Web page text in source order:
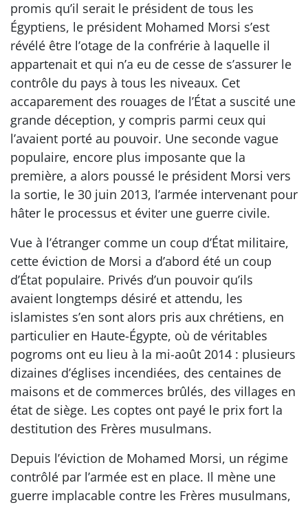
promis qu’il serait le président de tous les
Égyptiens, le président Mohamed Morsi s’est
révélé être l’otage de la confrérie à laquelle il
appartenait et qui n’a eu de cesse de s’assurer le
contrôle du pays à tous les niveaux. Cet
accaparement des rouages de l’État a suscité une
grande déception, y compris parmi ceux qui
l’avaient porté au pouvoir. Une seconde vague
populaire, encore plus imposante que la
première, a alors poussé le président Morsi vers
la sortie, le 30 juin 2013, l’armée intervenant pour
hâter le processus et éviter une guerre civile.
Vue à l’étranger comme un coup d’État militaire,
cette éviction de Morsi a d’abord été un coup
d’État populaire. Privés d’un pouvoir qu’ils
avaient longtemps désiré et attendu, les
islamistes s’en sont alors pris aux chrétiens, en
particulier en Haute-Égypte, où de véritables
pogroms ont eu lieu à la mi-août 2014 : plusieurs
dizaines d’églises incendiées, des centaines de
maisons et de commerces brûlés, des villages en
état de siège. Les coptes ont payé le prix fort la
destitution des Frères musulmans.
Depuis l’éviction de Mohamed Morsi, un régime
contrôlé par l’armée est en place. Il mène une
guerre implacable contre les Frères musulmans,